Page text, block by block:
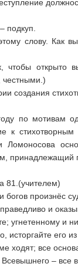
подкуп.
слову. Как
открыто
честными.)
создания
по мотивам
к
Ломоносова
принадлежащий
81.(учителем)
богов произнёс
и
угнетенному и
его из
ходят; все
– все